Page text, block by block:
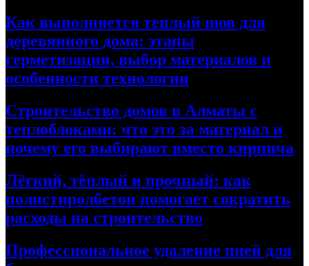
Как выполняется теплый шов для
деревянного дома: этапы
герметизации, выбор материалов и
особенности технологии
Строительство домов в Алматы с
теплоблоками: что это за материал и
почему его выбирают вместо кирпича
Лёгкий, тёплый и прочный: как
полистиролбетон помогает сократить
расходы на строительство
Профессиональное удаление пней для